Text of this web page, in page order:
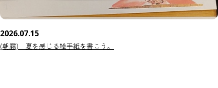
2026.07.15
(朝霧) 夏を感じる絵手紙を書こう。